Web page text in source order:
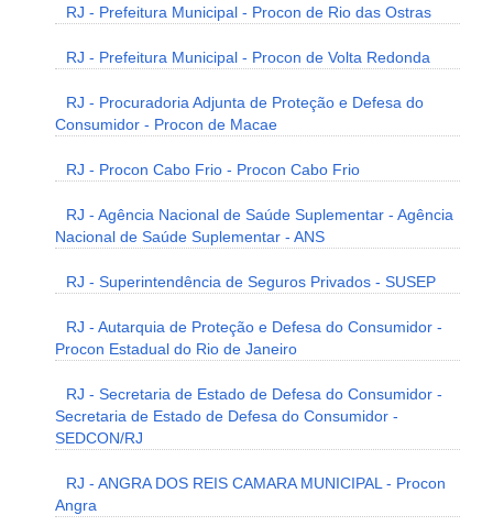
RJ - Prefeitura Municipal - Procon de Rio das Ostras
RJ - Prefeitura Municipal - Procon de Volta Redonda
RJ - Procuradoria Adjunta de Proteção e Defesa do
Consumidor - Procon de Macae
RJ - Procon Cabo Frio - Procon Cabo Frio
RJ - Agência Nacional de Saúde Suplementar - Agência
Nacional de Saúde Suplementar - ANS
RJ - Superintendência de Seguros Privados - SUSEP
RJ - Autarquia de Proteção e Defesa do Consumidor -
Procon Estadual do Rio de Janeiro
RJ - Secretaria de Estado de Defesa do Consumidor -
Secretaria de Estado de Defesa do Consumidor -
SEDCON/RJ
RJ - ANGRA DOS REIS CAMARA MUNICIPAL - Procon
Angra